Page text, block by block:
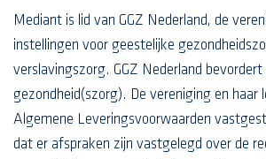
Mediant is lid van GGZ Nederland, de
instellingen voor geestelijke
verslavingszorg. GGZ Nederland
gezondheid(szorg). De vereniging en haar
Algemene Leveringsvoorwaarden
dat er afspraken zijn vastgelegd over de